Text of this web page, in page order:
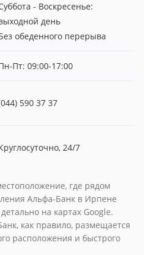
- Воскресенье:
день
обеденного перерыва
Пт: 09:00-17:00
590 37 37
24/7
где рядом
Альфа-Банк в Ирпене
на картах Google.
как правило, размещается
расположения и быстрого